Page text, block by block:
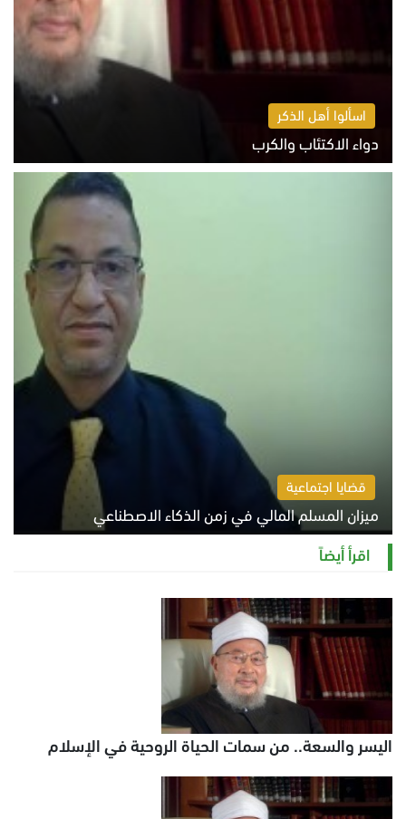
اسألوا أهل الذكر
دواء الاكتئاب والكرب
السبت 8 أغسطس 2026 10:54 ص
قضايا اجتماعية
ميزان المسلم المالي في زمن الذكاء الاصطناعي
السبت 8 أغسطس 2026 11:21 ص
اقرأ أيضاً
اليسر والسعة.. من سمات الحياة الروحية في الإسلام